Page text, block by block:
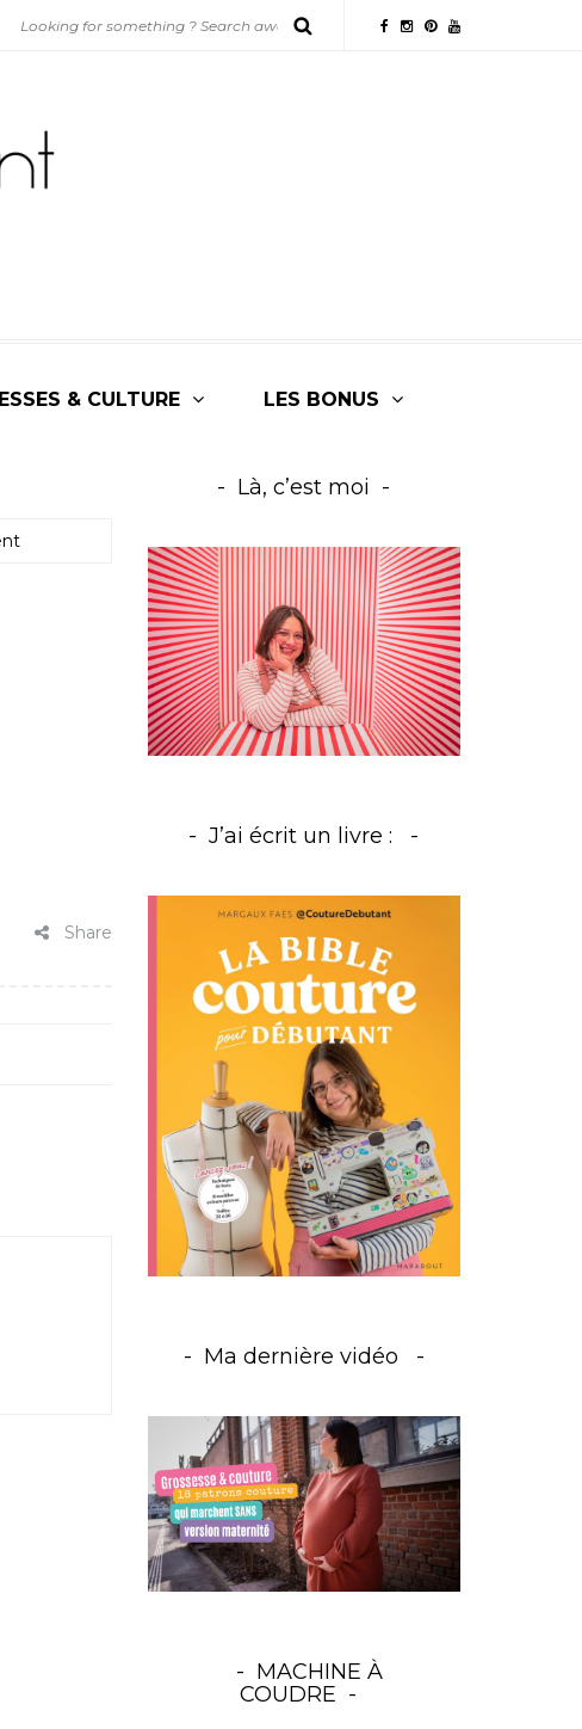
& CULTURE LES BONUS
Share
Là, c’est moi
J’ai écrit un livre :
Ma dernière vidéo
MACHINE À
COUDRE